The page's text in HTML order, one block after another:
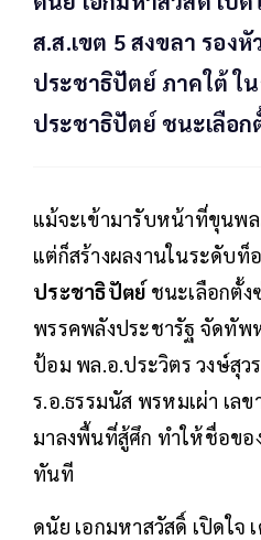
ส.ส.เขต 5 สงขลา รอง
ประชาธิปัตย์ ภาคใต้ ใ
ประชาธิปัตย์ ชนะเลือ
แม้จะเข้ามารับหน้าที่ขุนพ
แต่ก็สร้างผลงานในระดับท็
ประชาธิปัตย์ ชนะเลือกตั้
พรรคพลังประชารัฐ จัดทัพ
ป้อม พล.อ.ประวิตร วงษ์สุ
ร.อ.ธรรมนัส พรหมเผ่า เล
มาลงพื้นที่สู้ศึก ทำให้ชื่อขอ
ทันที
ดนัย เอกมหาสวัสดิ์ เปิดใจ